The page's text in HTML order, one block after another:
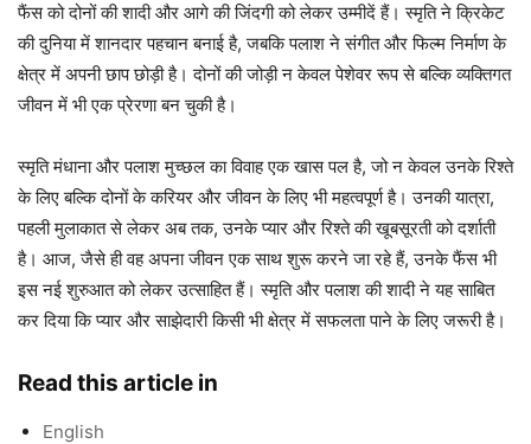
फैंस को दोनों की शादी और आगे की जिंदगी को लेकर उम्मीदें हैं। स्मृति ने क्रिकेट
की दुनिया में शानदार पहचान बनाई है, जबकि पलाश ने संगीत और फिल्म निर्माण के
क्षेत्र में अपनी छाप छोड़ी है। दोनों की जोड़ी न केवल पेशेवर रूप से बल्कि व्यक्तिगत
जीवन में भी एक प्रेरणा बन चुकी है।
स्मृति मंधाना और पलाश मुच्छल का विवाह एक खास पल है, जो न केवल उनके रिश्ते
के लिए बल्कि दोनों के करियर और जीवन के लिए भी महत्वपूर्ण है। उनकी यात्रा,
पहली मुलाकात से लेकर अब तक, उनके प्यार और रिश्ते की खूबसूरती को दर्शाती
है। आज, जैसे ही वह अपना जीवन एक साथ शुरू करने जा रहे हैं, उनके फैंस भी
इस नई शुरुआत को लेकर उत्साहित हैं। स्मृति और पलाश की शादी ने यह साबित
कर दिया कि प्यार और साझेदारी किसी भी क्षेत्र में सफलता पाने के लिए जरूरी है।
Read this article in
English